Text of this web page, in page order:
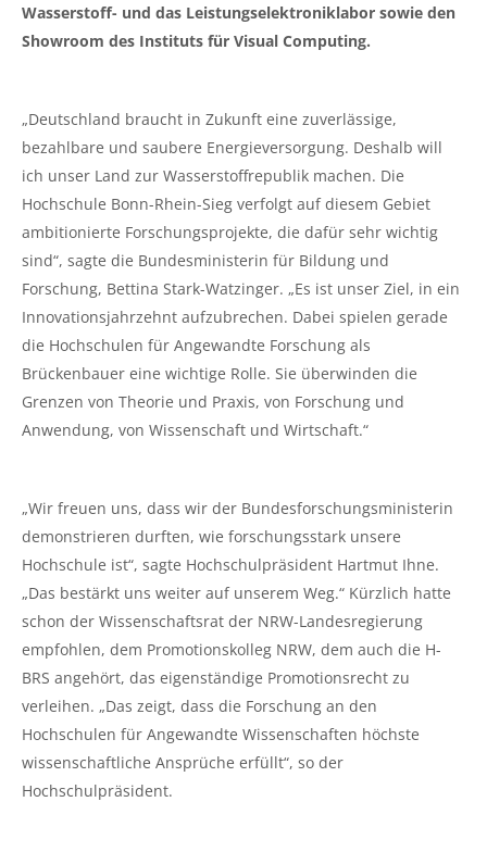
Wasserstoff- und das Leistungselektroniklabor sowie den
Showroom des Instituts für Visual Computing.
„Deutschland braucht in Zukunft eine zuverlässige,
bezahlbare und saubere Energieversorgung. Deshalb will
ich unser Land zur Wasserstoffrepublik machen. Die
Hochschule Bonn-Rhein-Sieg verfolgt auf diesem Gebiet
ambitionierte Forschungsprojekte, die dafür sehr wichtig
sind“, sagte die Bundesministerin für Bildung und
Forschung, Bettina Stark-Watzinger. „Es ist unser Ziel, in ein
Innovationsjahrzehnt aufzubrechen. Dabei spielen gerade
die Hochschulen für Angewandte Forschung als
Brückenbauer eine wichtige Rolle. Sie überwinden die
Grenzen von Theorie und Praxis, von Forschung und
Anwendung, von Wissenschaft und Wirtschaft.“
„Wir freuen uns, dass wir der Bundesforschungsministerin
demonstrieren durften, wie forschungsstark unsere
Hochschule ist“, sagte Hochschulpräsident Hartmut Ihne.
„Das bestärkt uns weiter auf unserem Weg.“ Kürzlich hatte
schon der Wissenschaftsrat der NRW-Landesregierung
empfohlen, dem Promotionskolleg NRW, dem auch die H-
BRS angehört, das eigenständige Promotionsrecht zu
verleihen. „Das zeigt, dass die Forschung an den
Hochschulen für Angewandte Wissenschaften höchste
wissenschaftliche Ansprüche erfüllt“, so der
Hochschulpräsident.